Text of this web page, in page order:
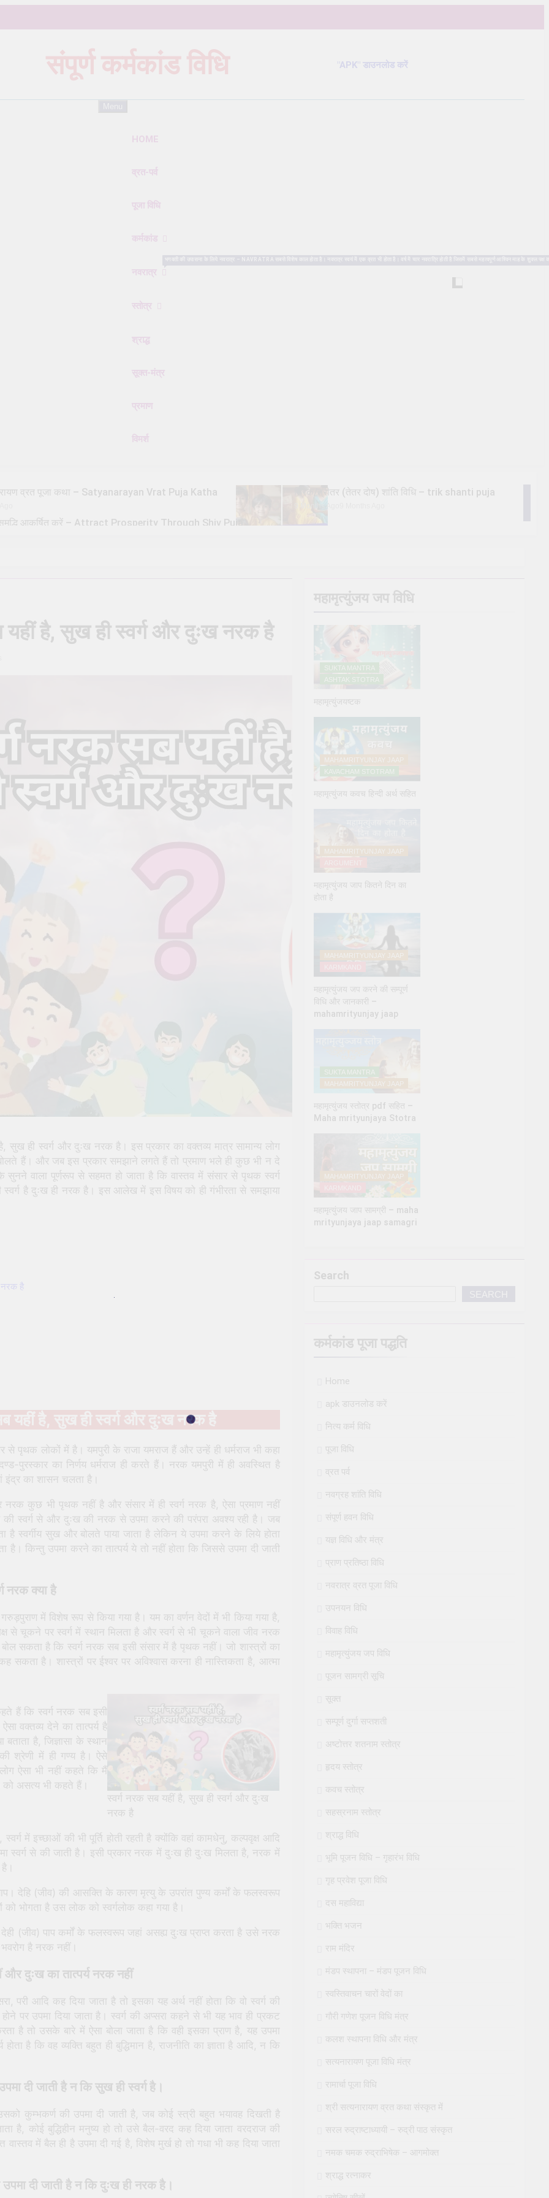
संपूर्ण कर्मकांड विधि "APK" डाउनलोड करें
HOME
व्रत-पर्व
पूजा विधि
कर्मकांड
नवरात्र
स्तोत्र
श्राद्ध
सूक्त-मंत्र
प्रमाण
विमर्श
व्रत पूजा कथा – Satyanarayan Vrat Puja Katha त्रिक/त्रीतर (तेतर दोष) शांति विधि – trik shanti puja
समृद्धि आकर्षित करें – Attract Prosperity Through Shiv Puja
प्रकार – The Different Types of Rudrabhishek
सूर्य देव को अर्घ्य देने के नियम और विधि : 70 सूर्य अर्घ्य मंत्र संस्कृत में
2 Years Ago 2 Years Ago
यहीं है, सुख ही स्वर्ग और दुःख नरक है
ही स्वर्ग और दुःख नरक है। इस प्रकार का वक्तव्य मात्र सामान्य लोग
हैं। और जब इस प्रकार समझाने लगते हैं तो प्रमाण भले ही कुछ भी न दे
सुनने वाला पूर्णरूप से सहमत हो जाता है कि वास्तव में संसार से पृथक स्वर्ग
है दुःख ही नरक है। इस आलेख में इस विषय को ही गंभीरता से समझाया
नरक है
यहीं है, सुख ही स्वर्ग और दुःख नरक है
से पृथक लोकों में है। यमपुरी के राजा यमराज हैं और उन्हें ही धर्मराज भी कहा
पुरस्कार का निर्णय धर्मराज ही करते हैं। नरक यमपुरी में ही अवस्थित है
इंद्र का शासन चलता है।
नरक कुछ भी पृथक नहीं है और संसार में ही स्वर्ग नरक है, ऐसा प्रमाण नहीं
स्वर्ग से और दुःख की नरक से उपमा करने की परंपरा अवश्य रही है। जब
है स्वर्गीय सुख और बोलते पाया जाता है लेकिन ये उपमा करने के लिये होता
किन्तु उपमा करने का तात्पर्य ये तो नहीं होता कि जिससे उपमा दी जाती
नरक क्या है
में विशेष रूप से किया गया है। यम का वर्णन वेदों में भी किया गया है,
से चूकने पर स्वर्ग में स्थान मिलता है और स्वर्ग से भी चूकने वाला जीव नरक
सकता है कि स्वर्ग नरक सब इसी संसार में है पृथक नहीं। जो शास्त्रों का
है। शास्त्रों पर ईश्वर पर अविश्वास करना ही नास्तिकता है, आत्मा
हैं कि स्वर्ग नरक सब इसी
वक्तव्य देने का तात्पर्य है
है, जिज्ञासा के स्थान
श्रेणी में ही गण्य है। ऐसे
ऐसा भी नहीं कहते कि मैं
को असत्य भी कहते हैं।
स्वर्ग नरक सब यहीं है, सुख ही स्वर्ग और दुःख
नरक है
में इच्छाओं की भी पूर्ति होती रहती है क्योंकि वहां कामधेनु, कल्पवृक्ष आदि
स्वर्ग से की जाती है। इसी प्रकार नरक में दुःख ही दुःख मिलता है, नरक में
देहि (जीव) की आसक्ति के कारण मृत्यु के उपरांत पुण्य कर्मों के फलस्वरूप
भोगता है उस लोक को स्वर्गलोक कहा गया है।
(जीव) पाप कर्मों के फलस्वरूप जहां असह्य दुःख प्राप्त करता है उसे नरक
है नरक नहीं।
और दुःख का तात्पर्य नरक नहीं
परी आदि कह दिया जाता है तो इसका यह अर्थ नहीं होता कि वो स्वर्ग की
पर उपमा दिया जाता है। स्वर्ग की अप्सरा कहने से भी यह भाव ही प्रकट
है तो उसके बारे में ऐसा बोला जाता है कि वही इसका प्राण है, यह उपमा
है कि वह व्यक्ति बहुत ही बुद्धिमान है, राजनीति का ज्ञाता है आदि, न कि
दी जाती है न कि सुख ही स्वर्ग है।
कुम्भकर्ण की उपमा दी जाती है, जब कोई स्त्री बहुत भयावह दिखती है
है, कोई बुद्धिहीन मनुष्य हो तो उसे बैल-वरद कह दिया जाता वरदराज की
वास्तव में बैल ही है उपमा दी गई है, विशेष मुर्ख हो तो गधा भी कह दिया जाता
दी जाती है न कि दुःख ही नरक है।
महामृत्युंजय जप विधि
SUKTA MANTRA
ASHTAK STOTRA
महामृत्युंजयष्टक
MAHAMRITYUNJAY JAAP
KAVACHAM STOTRAM
महामृत्युंजय कवच हिन्दी अर्थ सहित
MAHAMRITYUNJAY JAAP
महामृत्युंजय जाप कितने दिन का
होता है
MAHAMRITYUNJAY JAAP
महामृत्युंजय जप करने की सम्पूर्ण
विधि और जानकारी –
mahamrityunjay jaap
SUKTA MANTRA
MAHAMRITYUNJAY JAAP
महामृत्युंजय स्तोत्र pdf सहित –
Maha mrityunjaya Stotra
MAHAMRITYUNJAY JAAP
महामृत्युंजय जाप सामग्री – maha
mrityunjaya jaap samagri
Search
कर्मकांड पूजा पद्धति
Home
apk डाउनलोड करें
नित्य कर्म विधि
पूजा विधि
व्रत पर्व
नवग्रह शांति विधि
संपूर्ण हवन विधि
यज्ञ विधि और मंत्र
प्राण प्रतिष्ठा विधि
नवरात्र व्रत पूजा विधि
उपनयन विधि
विवाह विधि
महामृत्युंजय जप विधि
पूजन सामग्री सूचि
सूक्त
सम्पूर्ण दुर्गा सप्तशती
अष्टोत्तर शतनाम स्तोत्र
हृदय स्तोत्र
कवच स्तोत्र
सहस्रनाम स्तोत्र
श्राद्ध विधि
भूमि पूजन विधि – गृहारंभ विधि
गृह प्रवेश पूजा विधि
दस महाविद्या
भक्ति भजन
राम मंदिर
मंडप स्थापना – मंडप पूजन विधि
स्वस्तिवाचन चारों वेदों का
गौरी गणेश पूजन विधि मंत्र
कलश स्थापना विधि और मंत्र
सत्यनारायण पूजा विधि मंत्र
रामार्चा पूजा विधि
श्री सत्यनारायण व्रत कथा संस्कृत में
सरल रुद्राष्टाध्यायी – रुद्री पाठ संस्कृत
नमक चमक रुद्राभिषेक – आगमोक्त
श्राद्ध रत्नाकर